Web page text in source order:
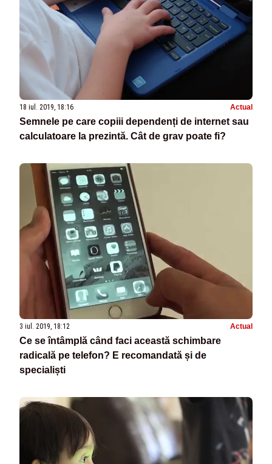
18 iul. 2019, 18:16 Actual
Semnele pe care copiii dependenți de internet sau
calculatoare la prezintă. Cât de grav poate fi?
3 iul. 2019, 18:12 Actual
Ce se întâmplă când faci această schimbare
radicală pe telefon? E recomandată și de
specialiști